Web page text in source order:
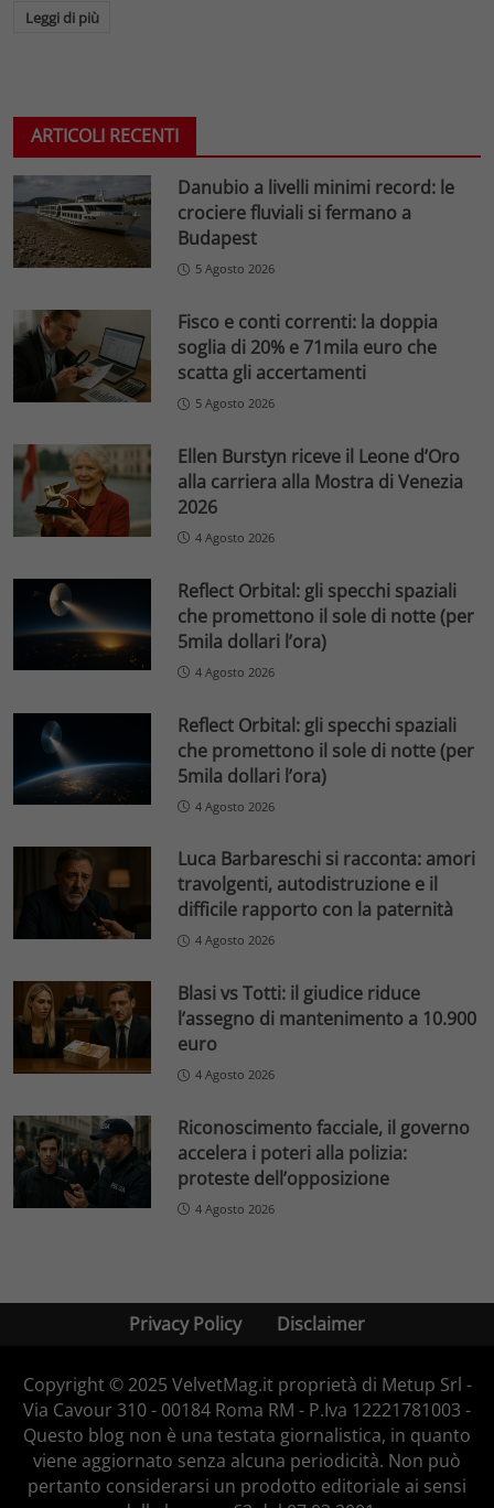
Leggi di più
ARTICOLI RECENTI
Danubio a livelli minimi record: le
crociere fluviali si fermano a
Budapest
5 Agosto 2026
Fisco e conti correnti: la doppia
soglia di 20% e 71mila euro che
scatta gli accertamenti
5 Agosto 2026
Ellen Burstyn riceve il Leone d’Oro
alla carriera alla Mostra di Venezia
2026
4 Agosto 2026
Reflect Orbital: gli specchi spaziali
che promettono il sole di notte (per
5mila dollari l’ora)
4 Agosto 2026
Reflect Orbital: gli specchi spaziali
che promettono il sole di notte (per
5mila dollari l’ora)
4 Agosto 2026
Luca Barbareschi si racconta: amori
travolgenti, autodistruzione e il
difficile rapporto con la paternità
4 Agosto 2026
Blasi vs Totti: il giudice riduce
l’assegno di mantenimento a 10.900
euro
4 Agosto 2026
Riconoscimento facciale, il governo
accelera i poteri alla polizia:
proteste dell’opposizione
4 Agosto 2026
Privacy Policy Disclaimer
Copyright © 2025 VelvetMag.it proprietà di Metup Srl -
Via Cavour 310 - 00184 Roma RM - P.Iva 12221781003 -
Questo blog non è una testata giornalistica, in quanto
viene aggiornato senza alcuna periodicità. Non può
pertanto considerarsi un prodotto editoriale ai sensi